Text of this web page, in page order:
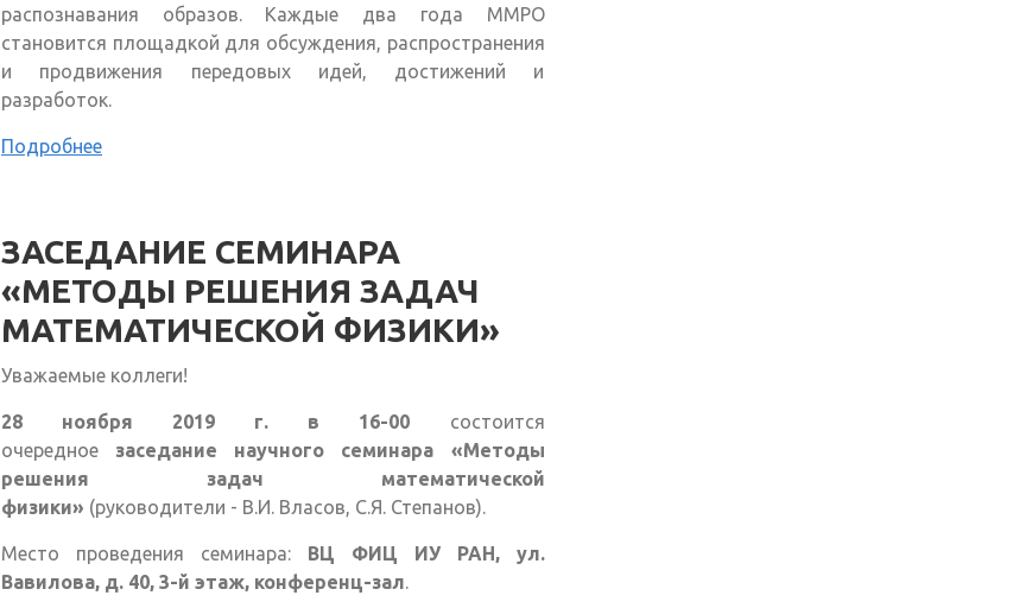
распознавания образов. Каждые два года ММРО
становится площадкой для обсуждения, распространения
и продвижения передовых идей, достижений и
разработок.
Подробнее
ЗАСЕДАНИЕ СЕМИНАРА
«МЕТОДЫ РЕШЕНИЯ ЗАДАЧ
МАТЕМАТИЧЕСКОЙ ФИЗИКИ»
Уважаемые коллеги!
28 ноября 2019 г. в 16-00 состоится
очередное заседание научного семинара «Методы
решения задач математической
физики» (руководители - В.И. Власов, С.Я. Степанов).
Место проведения семинара: ВЦ ФИЦ ИУ РАН, ул.
Вавилова, д. 40, 3-й этаж, конференц-зал.